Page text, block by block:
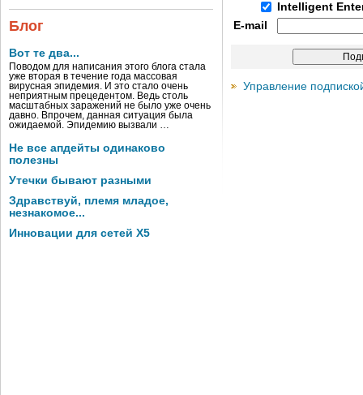
Блог
Вот те два...
Поводом для написания этого блога стала
уже вторая в течение года массовая
вирусная эпидемия. И это стало очень
неприятным прецедентом. Ведь столь
масштабных заражений не было уже очень
давно. Впрочем, данная ситуация была
ожидаемой. Эпидемию вызвали …
Не все апдейты одинаково
полезны
Утечки бывают разными
Здравствуй, племя младое,
незнакомое...
Инновации для сетей X5
Intelligent
E-mail
Управление